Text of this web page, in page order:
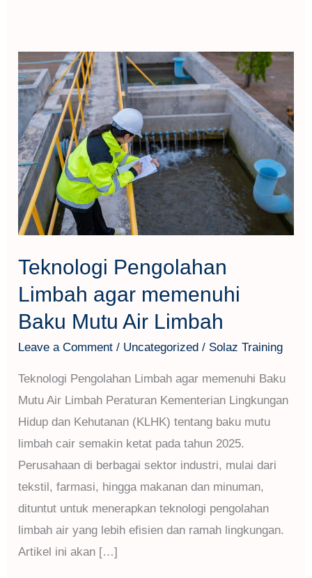
Teknologi Pengolahan
Limbah agar memenuhi
Baku Mutu Air Limbah
Leave a Comment / Uncategorized / Solaz Training
Teknologi Pengolahan Limbah agar memenuhi Baku
Mutu Air Limbah Peraturan Kementerian Lingkungan
Hidup dan Kehutanan (KLHK) tentang baku mutu
limbah cair semakin ketat pada tahun 2025.
Perusahaan di berbagai sektor industri, mulai dari
tekstil, farmasi, hingga makanan dan minuman,
dituntut untuk menerapkan teknologi pengolahan
limbah air yang lebih efisien dan ramah lingkungan.
Artikel ini akan […]
Teknologi
Pengolahan
Limbah
agar
memenuhi
Baku
Mutu
Air
Limbah